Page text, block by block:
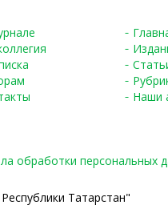
Наши
обработки персональных
Татарстан"